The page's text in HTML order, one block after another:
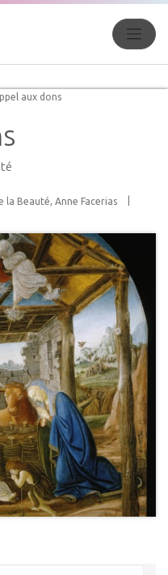
aux dons
la Beauté, Anne Facerias